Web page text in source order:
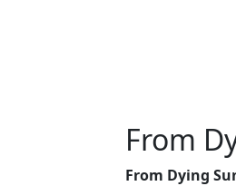
From
From Dying